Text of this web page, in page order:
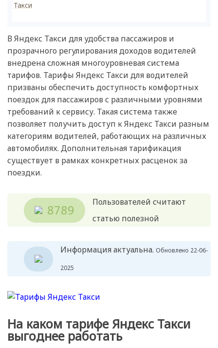
Такси
В Яндекс Такси для удобства пассажиров и
прозрачного регулирования доходов водителей
внедрена сложная многоуровневая система
тарифов. Тарифы Яндекс Такси для водителей
призваны обеспечить доступность комфортных
поездок для пассажиров с различными уровнями
требований к сервису. Такая система также
позволяет получить доступ к Яндекс Такси разным
категориям водителей, работающих на различных
автомобилях. Дополнительная тарификация
существует в рамках конкретных расценок за
поездки.
8789
Пользователей считают
статью полезной
Информация актуальна. Обновлено 22-06-
2025
На каком тарифе Яндекс Такси
выгоднее работать